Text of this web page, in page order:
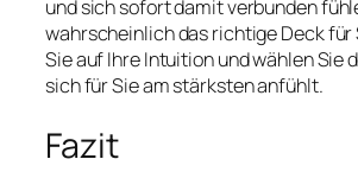
und sich sofort damit verbunden
wahrscheinlich das richtige Deck für
Sie auf Ihre Intuition und wählen Sie
sich für Sie am stärksten anfühlt.
Fazit